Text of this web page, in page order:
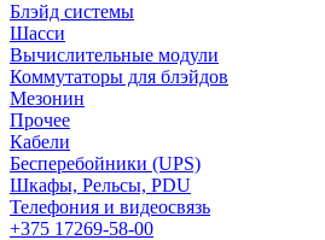
Блэйд системы
Шасси
Вычислительные модули
Коммутаторы для блэйдов
Мезонин
Прочее
Кабели
Бесперебойники (UPS)
Шкафы, Рельсы, PDU
Телефония и видеосвязь
+375 17269-58-00